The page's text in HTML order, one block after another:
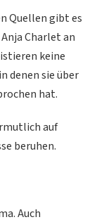
Quellen gibt es
Charlet an
keine
denen sie über
hat.
auf
beruhen.
Auch